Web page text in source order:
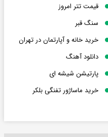
قیمت تتر امروز
سنگ قبر
خرید خانه و آپارتمان در تهران
دانلود آهنگ
پارتیشن شیشه ای
خرید ماساژور تفنگی بلکر